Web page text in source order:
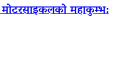
मोटरसाइकलको महाकुम्भ: